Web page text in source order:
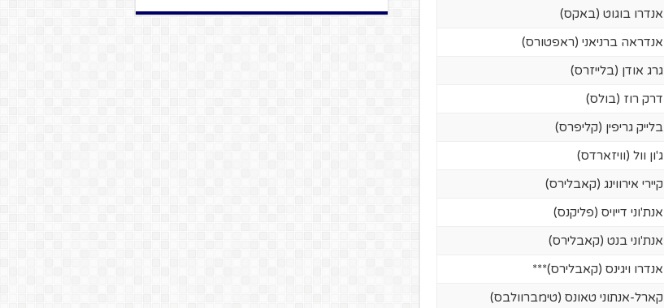
אנדרו בוגוט (באקס)
אנדראה ברניאני (ראפטורס)
גרג אודן (בלייזרס)
דרק רוז (בולס)
בלייק גריפין (קליפרס)
ג'ון וול (וויזארדס)
קיירי אירווינג (קאבלירס)
אנת'וני דייויס (פליקנס)
אנת'וני בנט (קאבלירס)
אנדרו ויגינס (קאבלירס)***
קארל-אנתוני טאונס (טימברוולבס)